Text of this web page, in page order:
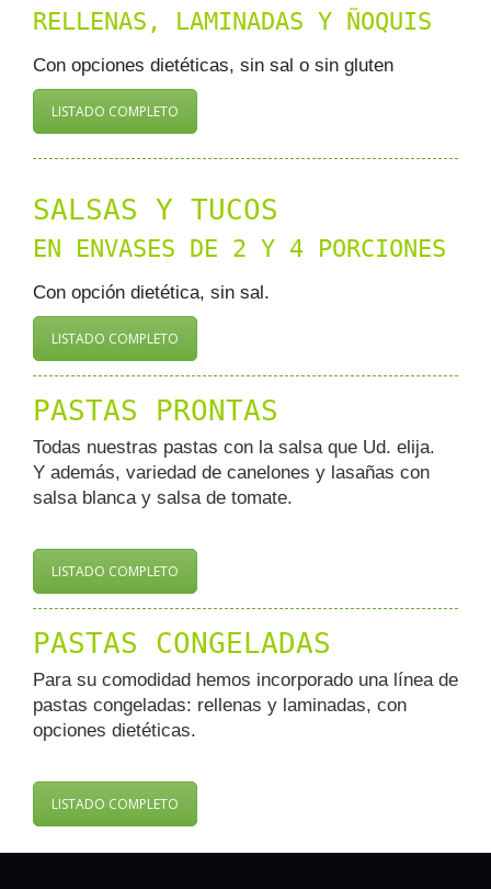
RELLENAS, LAMINADAS Y ÑOQUIS
Con opciones dietéticas, sin sal o sin gluten
LISTADO COMPLETO
SALSAS Y TUCOS
EN ENVASES DE 2 Y 4 PORCIONES
Con opción dietética, sin sal.
LISTADO COMPLETO
PASTAS PRONTAS
Todas nuestras pastas con la salsa que Ud. elija.
Y además, variedad de canelones y lasañas con
salsa blanca y salsa de tomate.
LISTADO COMPLETO
PASTAS CONGELADAS
Para su comodidad hemos incorporado una línea de
pastas congeladas: rellenas y laminadas, con
opciones dietéticas.
LISTADO COMPLETO